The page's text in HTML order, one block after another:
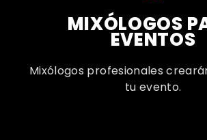
MIXÓLOGOS
EVENTOS
Mixólogos profesionales
tu evento.